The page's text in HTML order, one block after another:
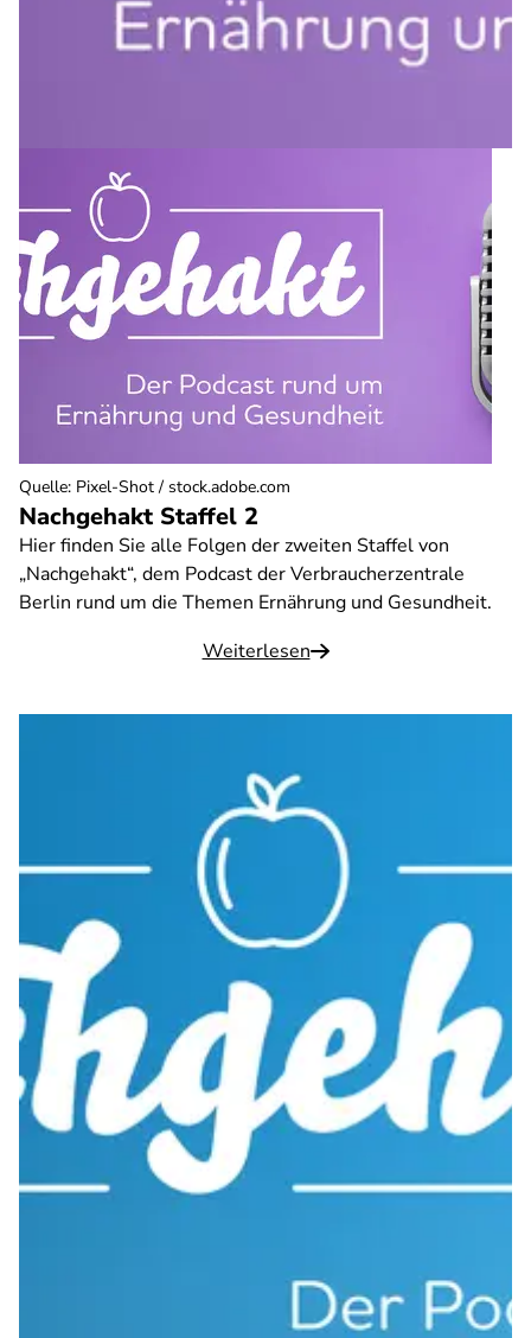
Nachgehakt Staffel 2
Hier finden Sie alle Folgen der zweiten Staffel von
„Nachgehakt“, dem Podcast der Verbraucherzentrale
Berlin rund um die Themen Ernährung und Gesundheit.
Weiterlesen
Quelle: Pixel-Shot / stock.adobe.com